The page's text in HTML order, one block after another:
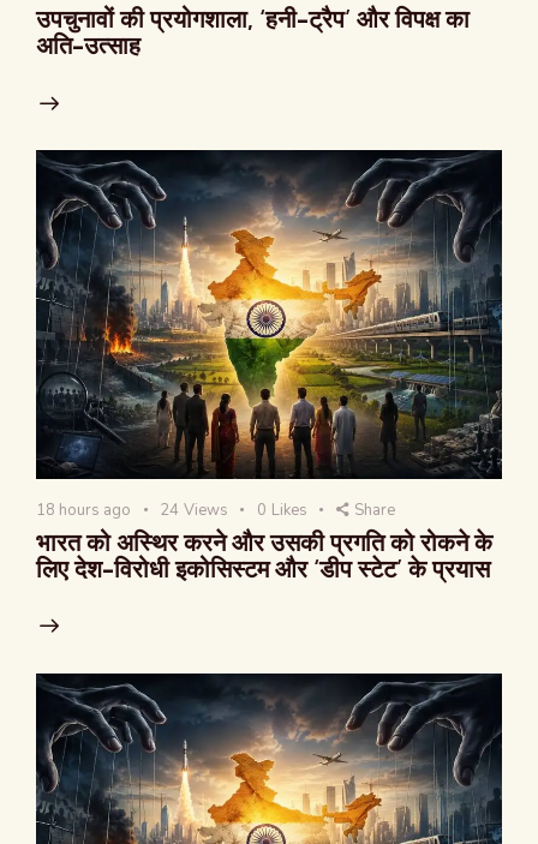
उपचुनावों की प्रयोगशाला, ‘हनी-ट्रैप’ और विपक्ष का
अति-उत्साह
18 hours ago 24 Views 0 Likes Share
भारत को अस्थिर करने और उसकी प्रगति को रोकने के
लिए देश-विरोधी इकोसिस्टम और ‘डीप स्टेट’ के प्रयास